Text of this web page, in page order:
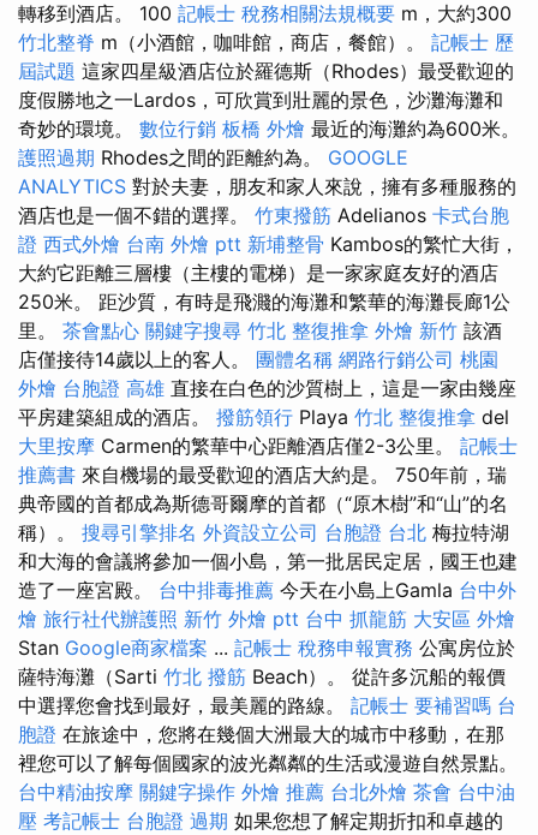
轉移到酒店。 100 記帳士 稅務相關法規概要 m，大約300
竹北整脊 m（小酒館，咖啡館，商店，餐館）。 記帳士 歷
屆試題 這家四星級酒店位於羅德斯（Rhodes）最受歡迎的
度假勝地之一Lardos，可欣賞到壯麗的景色，沙灘海灘和
奇妙的環境。 數位行銷 板橋 外燴 最近的海灘約為600米。
護照過期 Rhodes之間的距離約為。 GOOGLE
ANALYTICS 對於夫妻，朋友和家人來說，擁有多種服務的
酒店也是一個不錯的選擇。 竹東撥筋 Adelianos 卡式台胞
證 西式外燴 台南 外燴 ptt 新埔整骨 Kambos的繁忙大街，
大約它距離三層樓（主樓的電梯）是一家家庭友好的酒店
250米。 距沙質，有時是飛濺的海灘和繁華的海灘長廊1公
里。 茶會點心 關鍵字搜尋 竹北 整復推拿 外燴 新竹 該酒
店僅接待14歲以上的客人。 團體名稱 網路行銷公司 桃園
外燴 台胞證 高雄 直接在白色的沙質樹上，這是一家由幾座
平房建築組成的酒店。 撥筋領行 Playa 竹北 整復推拿 del
大里按摩 Carmen的繁華中心距離酒店僅2-3公里。 記帳士
推薦書 來自機場的最受歡迎的酒店大約是。 750年前，瑞
典帝國的首都成為斯德哥爾摩的首都（“原木樹”和“山”的名
稱）。 搜尋引擎排名 外資設立公司 台胞證 台北 梅拉特湖
和大海的會議將參加一個小島，第一批居民定居，國王也建
造了一座宮殿。 台中排毒推薦 今天在小島上Gamla 台中外
燴 旅行社代辦護照 新竹 外燴 ptt 台中 抓龍筋 大安區 外燴
Stan Google商家檔案 ... 記帳士 稅務申報實務 公寓房位於
薩特海灘（Sarti 竹北 撥筋 Beach）。 從許多沉船的報價
中選擇您會找到最好，最美麗的路線。 記帳士 要補習嗎 台
胞證 在旅途中，您將在幾個大洲最大的城市中移動，在那
裡您可以了解每個國家的波光粼粼的生活或漫遊自然景點。
台中精油按摩 關鍵字操作 外燴 推薦 台北外燴 茶會 台中油
壓 考記帳士 台胞證 過期 如果您想了解定期折扣和卓越的